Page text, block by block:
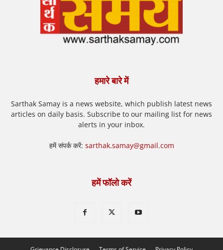
हमारे बारे में
Sarthak Samay is a news website, which publish latest news
articles on daily basis. Subscribe to our mailing list for news
alerts in your inbox.
हमें संपर्क करें: sarthak.samay@gmail.com
हमें फॉलो करें